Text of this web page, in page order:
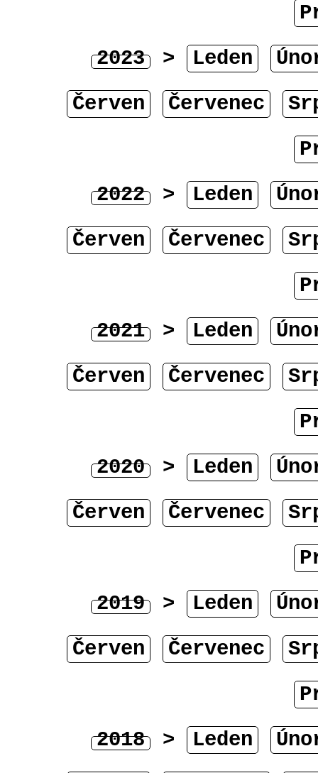
2023 > Leden
Červen
Červenec
2022 > Leden
Červen
Červenec
2021 > Leden
Červen
Červenec
2020 > Leden
Červen
Červenec
2019 > Leden
Červen
Červenec
2018 > Leden